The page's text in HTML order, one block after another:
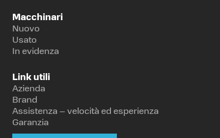
Macchinari
Nuovo
Usato
In evidenza
Link utili
Azienda
Brand
Assistenza – velocità ed esperienza
Garanzia